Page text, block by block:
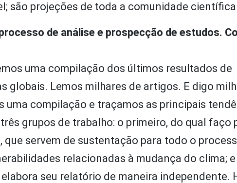
são projeções de toda a comunidade
de análise e prospecção de estudos.
uma compilação dos últimos resultados de
globais. Lemos milhares de artigos. E digo
uma compilação e traçamos as principais
grupos de trabalho: o primeiro, do qual faço
servem de sustentação para todo o
relacionadas à mudança do clima; e
seu relatório de maneira independente.